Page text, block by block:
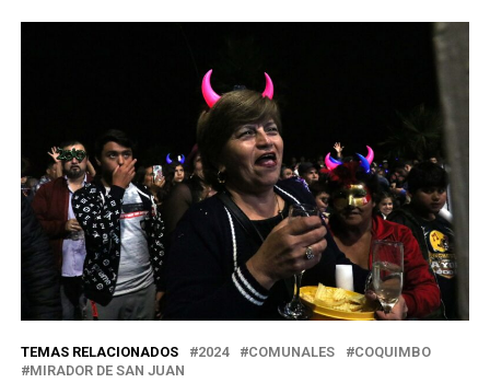
TEMAS RELACIONADOS 2024 COMUNALES
COQUIMBO
MIRADOR DE SAN JUAN